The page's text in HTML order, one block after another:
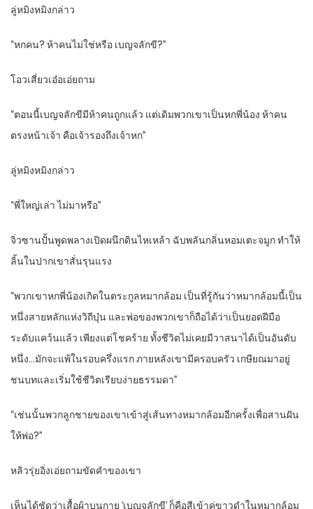
ลู่หมิงหมิงกล่าว
“หกคน? ห้าคนไม่ใช่หรือ เบญจลักขี?”
โอวเสี่ยวเอ๋อเอ่ยถาม
“ตอนนี้เบญจลักขีมีห้าคนถูกแล้ว แต่เดิมพวกเขาเป็นหกพี่น้อง ห้าคน
ตรงหน้าเจ้า คือเจ้ารองถึงเจ้าหก”
ลู่หมิงหมิงกล่าว
“พี่ใหญ่เล่า ไม่มาหรือ”
จิ่วซานปั้นพูดพลางเปิดผนึกดินไหเหล้า ฉับพลันกลิ่นหอมเตะจมูก ทำให้
ลิ้นในปากเขาสั่นรุนแรง
“พวกเขาหกพี่น้องเกิดในตระกูลหมากล้อม เป็นที่รู้กันว่าหมากล้อมนี้เป็น
หนึ่งสายหลักแห่งวิถีบุ๋น และพ่อของพวกเขาก็ถือได้ว่าเป็นยอดฝีมือ
ระดับแคว้นแล้ว เพียงแต่โชคร้าย ทั้งชีวิตไม่เคยมีวาสนาได้เป็นอันดับ
หนึ่ง…มักจะแพ้ในรอบครึ่งแรก ภายหลังเขามีครอบครัว เกษียณมาอยู่
ชนบทและเริ่มใช้ชีวิตเรียบง่ายธรรมดา”
“เช่นนั้นพวกลูกชายของเขาเข้าสู่เส้นทางหมากล้อมอีกครั้งเพื่อสานฝัน
ให้พ่อ?”
หลิวรุ่ยอิ่งเอ่ยถามขัดคำของเขา
เห็นได้ชัดว่าเสื้อผ้าบนกาย ‘เบญจลักขี’ ก็คือสีเข้าคู่ขาวดำในหมากล้อม